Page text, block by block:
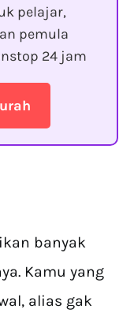
pelajar,
pemula
24 jam
banyak
Kamu yang
alias gak